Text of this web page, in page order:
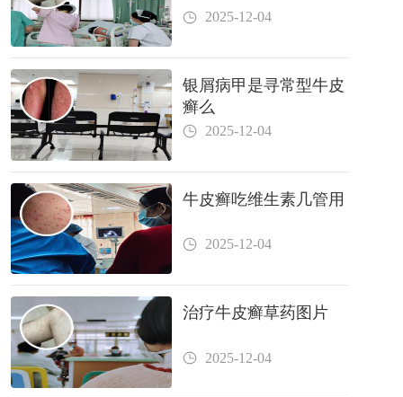
2025-12-04
银屑病甲是寻常型牛皮
癣么
2025-12-04
牛皮癣吃维生素几管用
2025-12-04
治疗牛皮癣草药图片
2025-12-04